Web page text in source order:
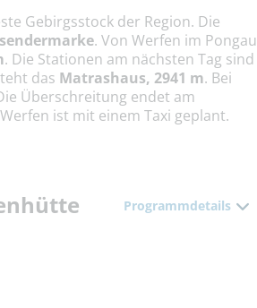
Gebirgsstock der Region. Die
. Von Werfen im Pongau
. Die Stationen am nächsten Tag sind
das Matrashaus, 2941 m. Bei
Überschreitung endet am
ist mit einem Taxi geplant.
Programmdetails